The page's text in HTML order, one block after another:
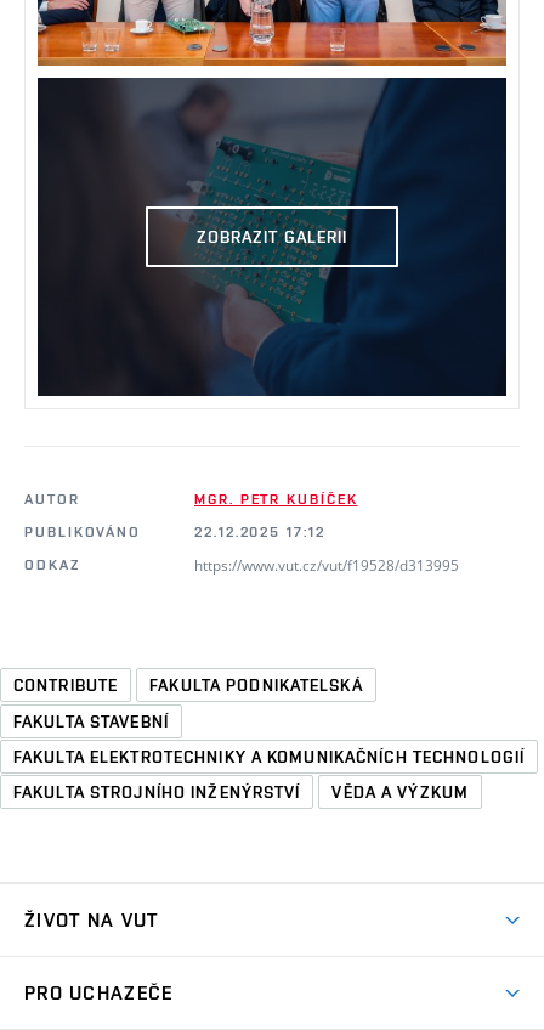
ZOBRAZIT GALERII
AUTOR
MGR. PETR KUBÍČEK
PUBLIKOVÁNO
22.12.2025 17:12
ODKAZ
https://www.vut.cz/vut/f19528/d313995
CONTRIBUTE
FAKULTA PODNIKATELSKÁ
FAKULTA STAVEBNÍ
FAKULTA ELEKTROTECHNIKY A KOMUNIKAČNÍCH TECHNOLOGIÍ
FAKULTA STROJNÍHO INŽENÝRSTVÍ
VĚDA A VÝZKUM
ŽIVOT NA VUT
PRO UCHAZEČE